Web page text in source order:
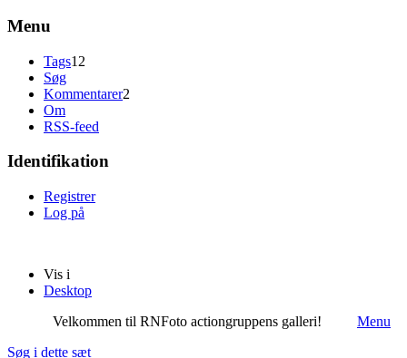
Menu
Tags12
Søg
Kommentarer2
Om
RSS-feed
Identifikation
Registrer
Log på
Vis i
Desktop
Velkommen til RNFoto actiongruppens galleri!
Menu
Søg i dette sæt